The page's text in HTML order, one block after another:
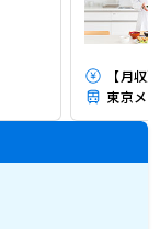
【月収
東京メ